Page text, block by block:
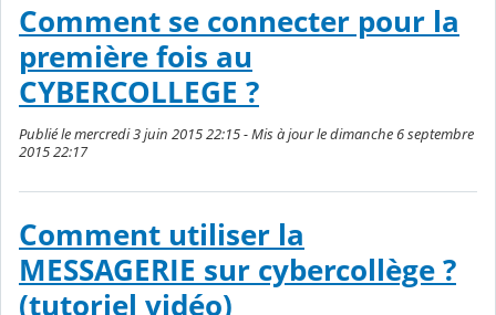
Comment se connecter pour la
première fois au
CYBERCOLLEGE ?
Publié le mercredi 3 juin 2015 22:15 - Mis à jour le dimanche 6 septembre
2015 22:17
Comment utiliser la
MESSAGERIE sur cybercollège ?
(tutoriel vidéo)